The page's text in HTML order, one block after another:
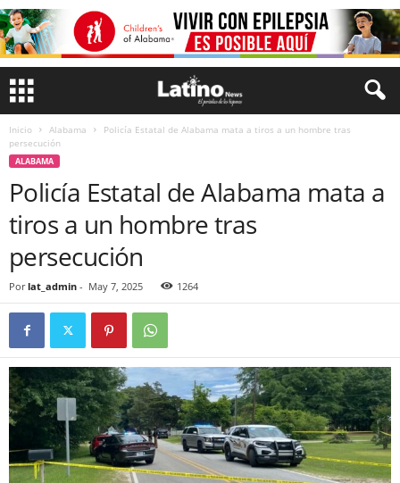
Inicio Alabama
Policía Estatal de Alabama mata a tiros a un hombre tras
persecución
ALABAMA
Policía Estatal de Alabama mata a
tiros a un hombre tras
persecución
Por lat_admin - May 7, 2025 1264